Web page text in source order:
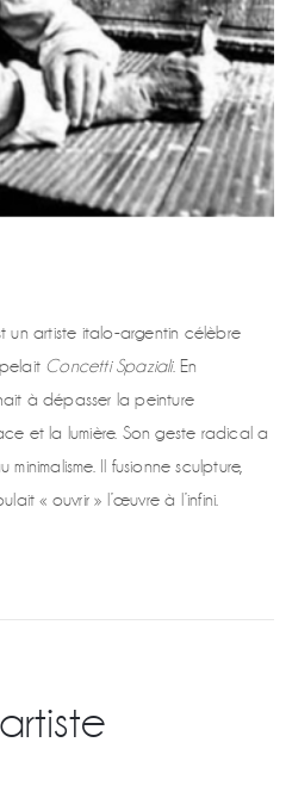
un artiste italo-argentin célèbre
Concetti Spaziali. En
à dépasser la peinture
et la lumière. Son geste radical a
Il fusionne sculpture,
« ouvrir » l’œuvre à l’infini.